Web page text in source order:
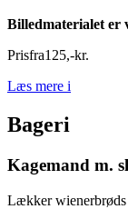
Billedmaterialet er
Prisfra125,-kr.
Læs mere i
Bageri
Kagemand m.
Lækker wienerbrøds